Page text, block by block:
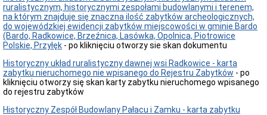
Ochrony
Zabytków
Poradnik
klienta
załatwić
sprawę
Przyjmowanie
interesantów
Opłaty
ruralistycznym, historycznymi zespołami budowlanymi i terenem,
na którym znajduje się znaczna ilość zabytków archeologicznych,
do wojewódzkiej ewidencji zabytków miejscowości w gminie Bardo
(Bardo, Radkowice, Brzeźnica, Lasówka, Opolnica, Piotrowice
Polskie, Przyłęk - po kliknięciu otworzy sie skan dokumentu
Historyczny układ ruralistyczny dawnej wsi Radkowice - karta
zabytku nieruchomego nie wpisanego do Rejestru Zabytków - po
kliknięciu otworzy się skan karty zabytku nieruchomego wpisanego
do rejestru zabytków
Historyczny Zespół Budowlany Pałacu i Zamku - karta zabytku